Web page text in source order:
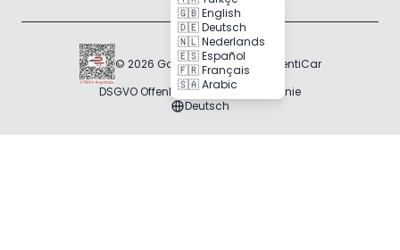
© 2026 Gogocar Bilişim A.Ş. | RentiCar
DSGVO OffenlegungCookie-Richtlinie
Deutsch
🇬🇧 English
🇩🇪 Deutsch
🇳🇱 Nederlands
🇪🇸 Español
🇫🇷 Français
🇸🇦 Arabic